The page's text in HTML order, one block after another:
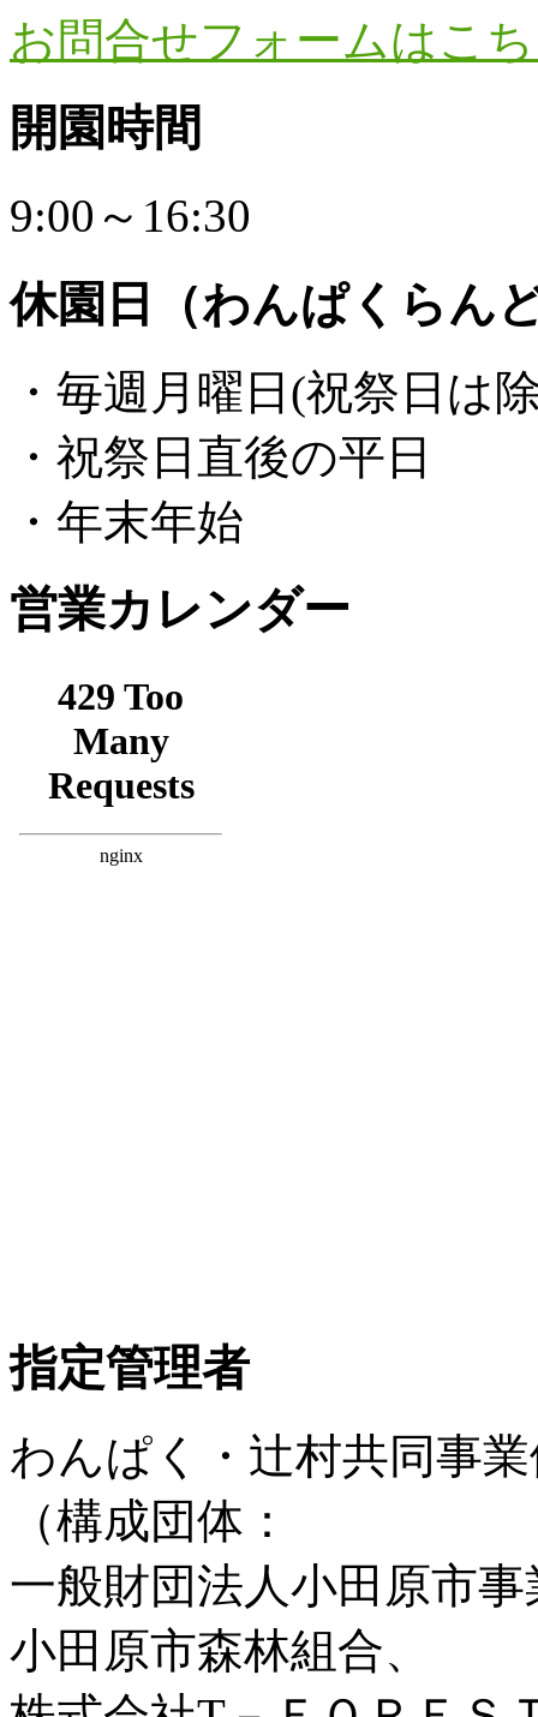
お問合せフォームはこ
開園時間
9:00～16:30
休園日（わんぱくらん
・毎週月曜日(祝祭日は
・祝祭日直後の平日
・年末年始
営業カレンダー
指定管理者
わんぱく・辻村共同事
（構成団体：
一般財団法人小田原市
小田原市森林組合、